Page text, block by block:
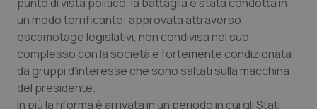
un modo terrificante: approvata attraverso
escamotage legislativi, non condivisa nel suo
complesso con la società e fortemente condizionata
da gruppi d’interesse che sono saltati sulla macchina
del presidente.
In più la riforma è arrivata in un periodo in cui gli Stati